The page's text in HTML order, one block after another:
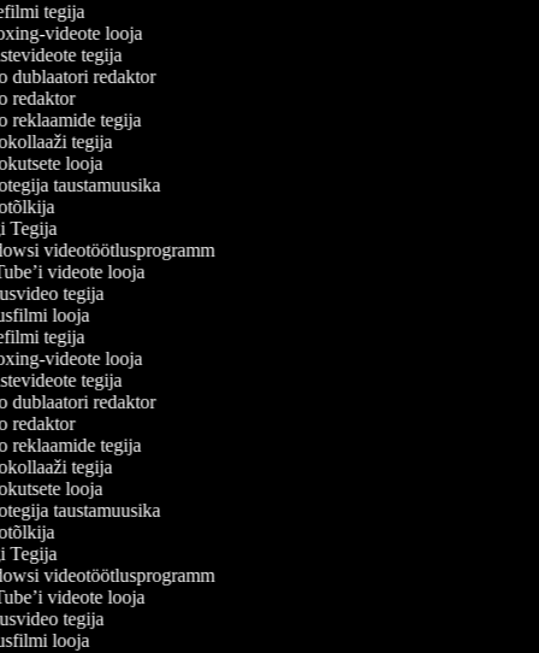
tegija
videote looja
tegija
dublaatori redaktor
redaktor
tegija
tegija
looja
taustamuusika
videotöötlusprogramm
videote looja
tegija
looja
tegija
videote looja
tegija
dublaatori redaktor
redaktor
tegija
tegija
looja
taustamuusika
videotöötlusprogramm
videote looja
tegija
looja